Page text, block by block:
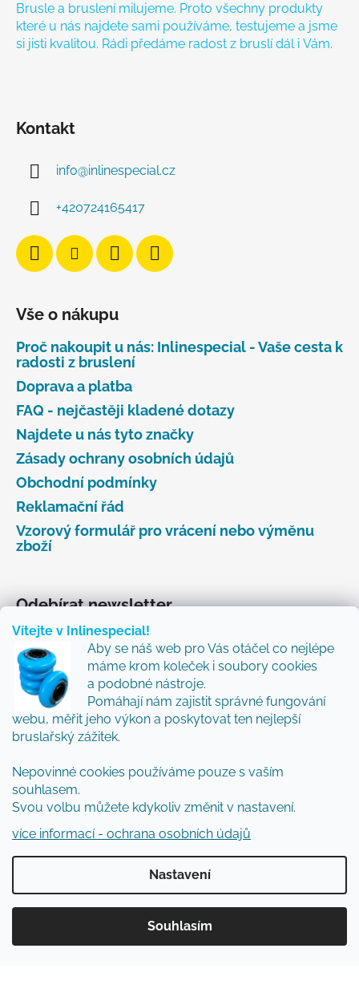
Vítejte v Inlinespecial!
Aby se náš web pro Vás otáčel co nejlépe
máme krom koleček i soubory cookies
a podobné nástroje.
Pomáhají nám zajistit správné fungování
webu, měřit jeho výkon a poskytovat ten nejlepší
bruslařský zážitek.
Nepovinné cookies používáme pouze s vaším
souhlasem.
Svou volbu můžete kdykoliv změnit v nastavení.
více informací - ochrana osobních údajů
Nastavení
Souhlasím
Brusle a bruslení milujeme. Proto všechny produkty
které u nás najdete sami používáme, testujeme a jsme
si jisti kvalitou. Rádi předáme radost z bruslí dál i Vám.
Kontakt
info@inlinespecial.cz
+420724165417
Vše o nákupu
Proč nakoupit u nás: Inlinespecial - Vaše cesta k
radosti z bruslení
Doprava a platba
FAQ - nejčastěji kladené dotazy
Najdete u nás tyto značky
Zásady ochrany osobních údajů
Obchodní podmínky
Reklamační řád
Vzorový formulář pro vrácení nebo výměnu
zboží
Odebírat newsletter
Vložte svůj e-mail a my vám budeme zasílat informace
o nových produktech na našem e-shopu.
Přidejte se k nám a my Vám budeme zasílat ty nejlepší
novinky a tipy.
E-mail
Vložením e-mailu souhlasíte spodmínkami
ochrany osobních údajů
PŘIHLÁSIT SE
Vytvořil Shoptet
Inlinespecial
vyhrazena.Upravit nastavení cookies